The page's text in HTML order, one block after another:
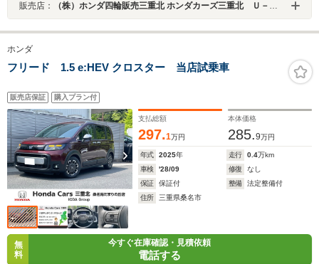
販売店： （株）ホンダ四輪販売三重北 ホンダカーズ三重北 Ｕ－Ｓｅｌｅｃｔ鈴鹿
ホンダ
フリード 1.5 e:HEV クロスター 当店試乗車
販売店保証 購入プラン付
支払総額
297.1万円
本体価格
285.9万円
年式 2025年 走行 0.4万km
車検
'28/09 修復
なし
保証
保証付 整備
法定整備付
住所
三重県桑名市
無
料
今すぐ在庫確認・見積依頼
電話する